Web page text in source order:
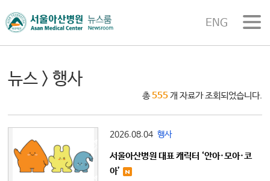
ENG
뉴스 > 행사
총555개 자료가 조회되었습니다.
2026.08.04 행사
서울아산병원 대표 캐릭터 ‘안아·모아·코
아’